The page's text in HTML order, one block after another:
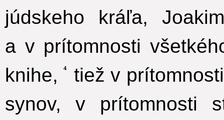
júdskeho kráľa,
a v prítomnosti
knihe,
4
tiež v
synov, v prítomnosti